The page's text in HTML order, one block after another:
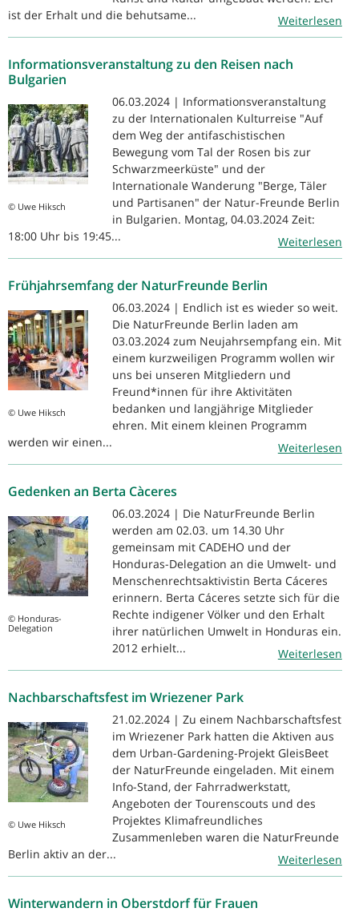
ist der Erhalt und die behutsame...
Weiterlesen
Informationsveranstaltung zu den Reisen nach
Bulgarien
© Uwe Hiksch
06.03.2024 | Informationsveranstaltung
zu der Internationalen Kulturreise "Auf
dem Weg der antifaschistischen
Bewegung vom Tal der Rosen bis zur
Schwarzmeerküste" und der
Internationale Wanderung "Berge, Täler
und Partisanen" der Natur-Freunde Berlin
in Bulgarien. Montag, 04.03.2024 Zeit:
18:00 Uhr bis 19:45...
Weiterlesen
Frühjahrsemfang der NaturFreunde Berlin
© Uwe Hiksch
06.03.2024 | Endlich ist es wieder so weit.
Die NaturFreunde Berlin laden am
03.03.2024 zum Neujahrsempfang ein. Mit
einem kurzweiligen Programm wollen wir
uns bei unseren Mitgliedern und
Freund*innen für ihre Aktivitäten
bedanken und langjährige Mitglieder
ehren. Mit einem kleinen Programm
werden wir einen...
Weiterlesen
Gedenken an Berta Càceres
© Honduras-
Delegation
06.03.2024 | Die NaturFreunde Berlin
werden am 02.03. um 14.30 Uhr
gemeinsam mit CADEHO und der
Honduras-Delegation an die Umwelt- und
Menschenrechtsaktivistin Berta Cáceres
erinnern. Berta Cáceres setzte sich für die
Rechte indigener Völker und den Erhalt
ihrer natürlichen Umwelt in Honduras ein.
2012 erhielt...
Weiterlesen
Nachbarschaftsfest im Wriezener Park
© Uwe Hiksch
21.02.2024 | Zu einem Nachbarschaftsfest
im Wriezener Park hatten die Aktiven aus
dem Urban-Gardening-Projekt GleisBeet
der NaturFreunde eingeladen. Mit einem
Info-Stand, der Fahrradwerkstatt,
Angeboten der Tourenscouts und des
Projektes Klimafreundliches
Zusammenleben waren die NaturFreunde
Berlin aktiv an der...
Weiterlesen
Winterwandern in Oberstdorf für Frauen